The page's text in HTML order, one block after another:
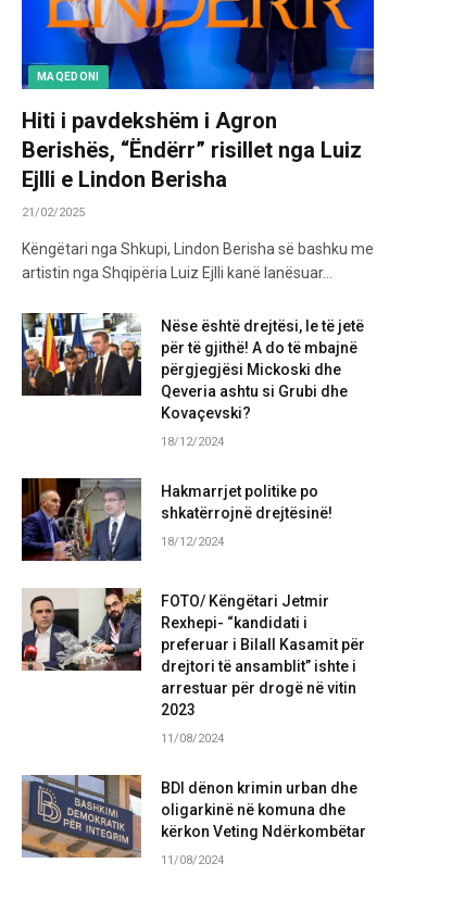
MAQEDONI
Hiti i pavdekshëm i Agron
Berishës, “Ëndërr” risillet nga Luiz
Ejlli e Lindon Berisha
21/02/2025
Këngëtari nga Shkupi, Lindon Berisha së bashku me
artistin nga Shqipëria Luiz Ejlli kanë lanësuar…
Nëse është drejtësi, le të jetë
për të gjithë! A do të mbajnë
përgjegjësi Mickoski dhe
Qeveria ashtu si Grubi dhe
Kovaçevski?
18/12/2024
Hakmarrjet politike po
shkatërrojnë drejtësinë!
18/12/2024
FOTO/ Këngëtari Jetmir
Rexhepi- “kandidati i
preferuar i Bilall Kasamit për
drejtori të ansamblit” ishte i
arrestuar për drogë në vitin
2023
11/08/2024
BDI dënon krimin urban dhe
oligarkinë në komuna dhe
kërkon Veting Ndërkombëtar
11/08/2024